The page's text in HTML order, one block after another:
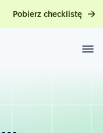
Pobierz checklistę